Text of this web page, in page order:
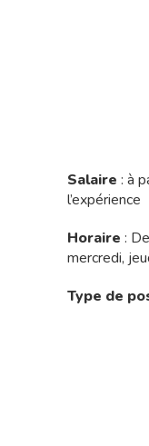
Salaire : à
l’expérience
Horaire :
mercredi,
Type de